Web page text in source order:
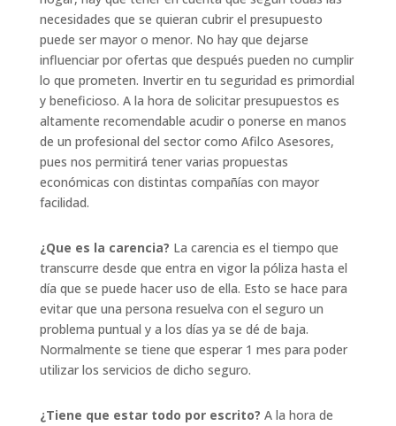
necesidades que se quieran cubrir el presupuesto
puede ser mayor o menor. No hay que dejarse
influenciar por ofertas que después pueden no cumplir
lo que prometen. Invertir en tu seguridad es primordial
y beneficioso. A la hora de solicitar presupuestos es
altamente recomendable acudir o ponerse en manos
de un profesional del sector como Afilco Asesores,
pues nos permitirá tener varias propuestas
económicas con distintas compañías con mayor
facilidad.
¿Que es la carencia? La carencia es el tiempo que
transcurre desde que entra en vigor la póliza hasta el
día que se puede hacer uso de ella. Esto se hace para
evitar que una persona resuelva con el seguro un
problema puntual y a los días ya se dé de baja.
Normalmente se tiene que esperar 1 mes para poder
utilizar los servicios de dicho seguro.
¿Tiene que estar todo por escrito? A la hora de